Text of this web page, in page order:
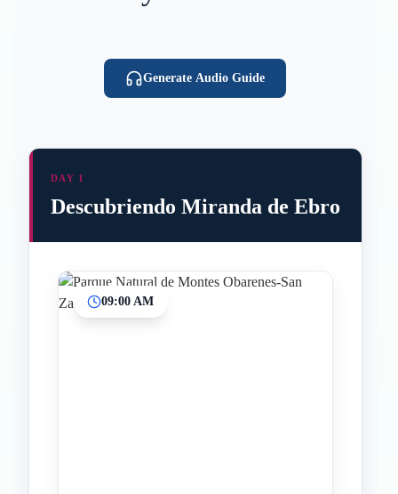
Generate Audio Guide
DAY 1
Descubriendo Miranda de Ebro
09:00 AM